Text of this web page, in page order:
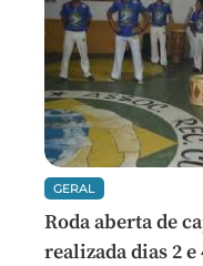
GERAL
Roda aberta de
realizada dias 2 e